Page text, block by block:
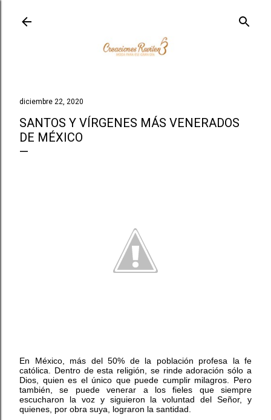
diciembre 22, 2020
SANTOS Y VÍRGENES MÁS VENERADOS
DE MÉXICO
En México, más del 50% de la población profesa la fe
católica. Dentro de esta religión, se rinde adoración sólo a
Dios, quien es el único que puede cumplir milagros. Pero
también, se puede venerar a los fieles que siempre
escucharon la voz y siguieron la voluntad del Señor, y
quienes, por obra suya, lograron la santidad.